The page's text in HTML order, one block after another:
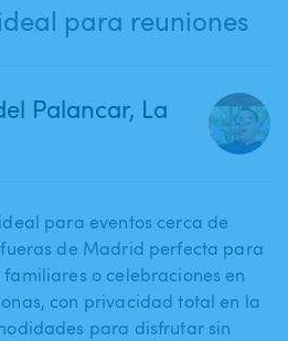
para reuniones
Palancar, La
para eventos cerca de
de Madrid perfecta para
o celebraciones en
con privacidad total en la
para disfrutar sin